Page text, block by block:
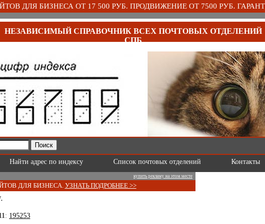
ДЛЯ БИЗНЕСА ОТ 17 500 РУБ. ПРОДВИЖЕНИЕ ОТ 7500 РУБ.
НЕЗАВИСИМЫЙ СПРАВОЧНИК ВСЕХ ПОЧТОВЫХ ОТДЕЛЕНИЙ
СПБ
Найти адрес по индексу Список почтовых отделений Контакты
купить рекламу на этом месте
ДЛЯ БИЗНЕСА. УЗНАТЬ ПОДРОБНЕЕ >>
: 195253